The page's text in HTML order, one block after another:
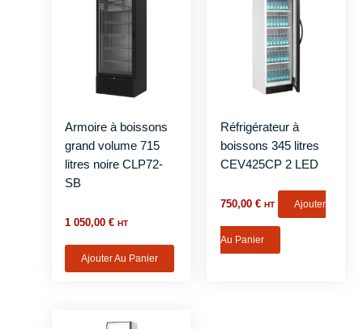
Armoire à boissons
grand volume 715
litres noire CLP72-
SB
1 050,00€ HT
Ajouter Au Panier
Réfrigérateur à
boissons 345 litres
CEV425CP 2 LED
750,00 € HT Ajouter
Au Panier